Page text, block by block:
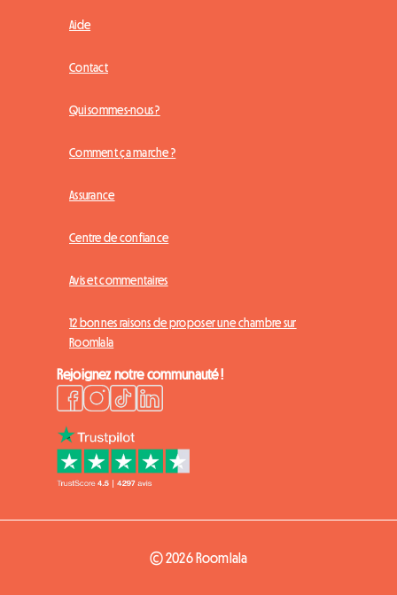
Aide
Contact
Qui sommes-nous ?
Comment ça marche ?
Assurance
Centre de confiance
Avis et commentaires
12 bonnes raisons de proposer une chambre sur
Roomlala
Rejoignez notre communauté !
© 2026 Roomlala